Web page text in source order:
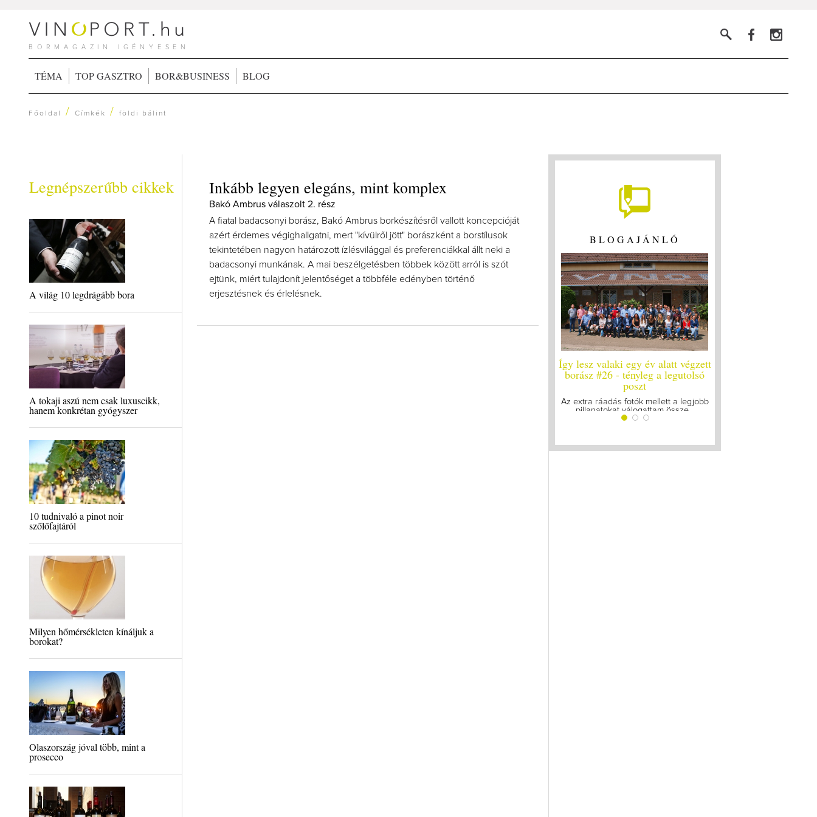
BORMAGAZIN IGÉNYESEN
TÉMA TOP GASZTRO BOR&BUSINESS BLOG
Főoldal /Címkék /földi bálint
Legnépszerűbb cikkek
A világ 10 legdrágább bora
A tokaji aszú nem csak luxuscikk,
hanem konkrétan gyógyszer
10 tudnivaló a pinot noir
szőlőfajtáról
Milyen hőmérsékleten kínáljuk a
borokat?
Olaszország jóval több, mint a
prosecco
Inkább legyen elegáns, mint komplex
Bakó Ambrus válaszolt 2. rész
A fiatal badacsonyi borász, Bakó Ambrus borkészítésről vallott koncepcióját
azért érdemes végighallgatni, mert "kívülről jött" borászként a borstílusok
tekintetében nagyon határozott ízlésvilággal és preferenciákkal állt neki a
badacsonyi munkának. A mai beszélgetésben többek között arról is szót
ejtünk, miért tulajdonít jelentőséget a többféle edényben történő
erjesztésnek és érlelésnek.
BLOGAJÁNLÓ
Így lesz valaki egy év alatt végzett
borász #26 - tényleg a legutolsó
poszt
Az extra ráadás fotók mellett a legjobb
pillanatokat válogattam össze...